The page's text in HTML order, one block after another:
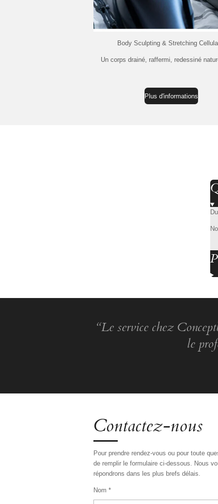
Body Sculpting & Stretching
Un corps drainé, raffermi, redessiné
Plus d'informations
“Le service chez
le
Contactez-nous
Pour prendre rendez-vous ou pour toute
de remplir le formulaire ci-dessous. Nous
répondrons dans les plus brefs délais.
Nom *